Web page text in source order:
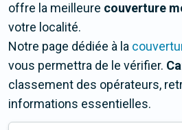
offre la meilleure couverture
votre localité.
Notre page dédiée à la
vous permettra de le vérifier.
classement des opérateurs,
informations essentielles.